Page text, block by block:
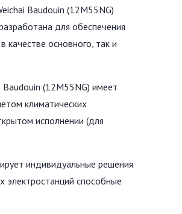
Baudouin (12М55NG)
для обеспечения
качестве основного, так и
Baudouin (12М55NG) имеет
климатических
исполнении (для
индивидуальные решения
электростанций способные